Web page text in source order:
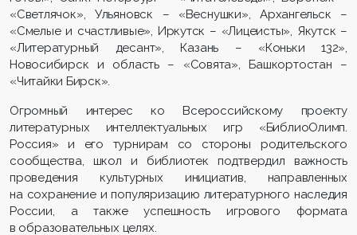
«Светлячок», Ульяновск – «Веснушки», Архангельск –
«Смелые и счастливые», Иркутск – «Лицеисты», Якутск –
«Литературный десант», Казань – «Коньки 132»,
Новосибирск и область – «Совята», Башкортостан –
«Читайки Бирск».
Огромный интерес ко Всероссийскому проекту
литературных интеллектуальных игр «БиблиоОлимп.
Россия» и его турнирам со стороны родительского
сообщества, школ и библиотек подтвердил важность
проведения культурных инициатив, направленных
на сохранение и популяризацию литературного наследия
России, а также успешность игрового формата
в образовательных целях.